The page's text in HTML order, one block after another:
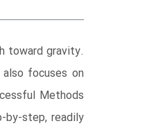
toward gravity.
focuses on
Methods
by-step, readily